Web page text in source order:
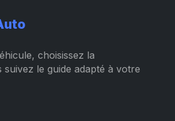
choisissez la
suivez le guide adapté à votre